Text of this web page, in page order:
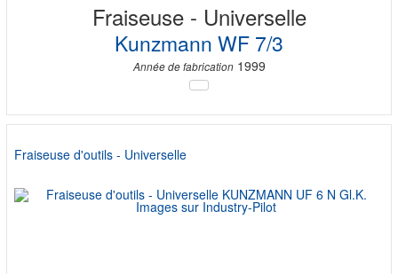
Fraiseuse - Universelle
Kunzmann WF 7/3
Année de fabrication1999
Fraiseuse d'outils - Universelle